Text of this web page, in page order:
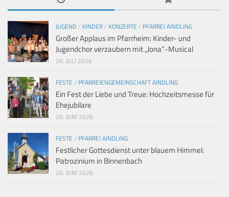
JUGEND / KINDER/ KONZERTE / PFARREI AINDLING
Großer Applaus im Pfarrheim: Kinder- und
Jugendchor verzaubern mit „Jona“-Musical
26. JULI 2026
FESTE / PFARREIENGEMEINSCHAFT AINDLING
Ein Fest der Liebe und Treue: Hochzeitsmesse für
Ehejubilare
26. JUNI 2026
FESTE / PFARREI AINDLING
Festlicher Gottesdienst unter blauem Himmel:
Patrozinium in Binnenbach
26. JUNI 2026